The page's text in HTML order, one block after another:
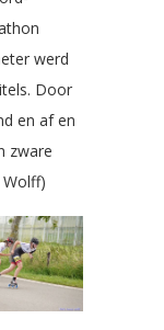
werd
Door
en af en
zware
Wolff)